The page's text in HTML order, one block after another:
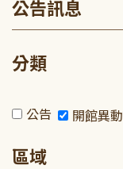
公告訊息
分類
公告 開館異動
區域